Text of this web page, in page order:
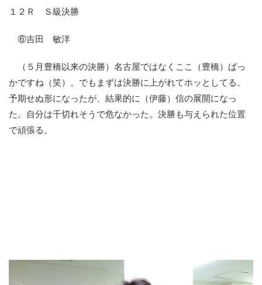
ご意見をお聞かせください
お問い合わせ
支払い方法、ポイント利用規約
車券は20歳になってから・のめり込む不安のある方のご相
１２Ｒ Ｓ級決勝
⑥吉田 敏洋
（５月豊橋以来の決勝）名古屋ではなくここ（豊橋）ばっ
かですね（笑）。でもまずは決勝に上がれてホッとしてる。
予期せぬ形になったが、結果的に（伊藤）信の展開になっ
た。自分は千切れそうで危なかった。決勝も与えられた位置
で頑張る。